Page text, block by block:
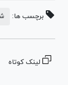
برچسب ها:
لینک کوتاه